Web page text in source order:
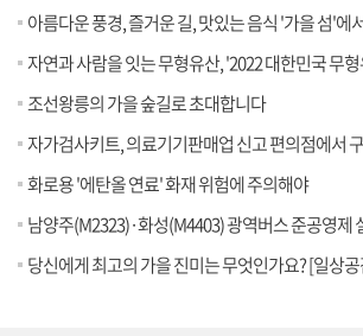
아름다운 풍경, 즐거운 길, 맛있는 음식 '가을 섬'에서 만
자연과 사람을 잇는 무형유산, '2022 대한민국 무형유산대
조선왕릉의 가을 숲길로 초대합니다
자가검사키트, 의료기기판매업 신고 편의점에서
화로용 '에탄올 연료' 화재 위험에 주의해야
남양주(M2323)·화성(M4403) 광역버스 준공영제
당신에게 최고의 가을 진미는 무엇인가요? [일상